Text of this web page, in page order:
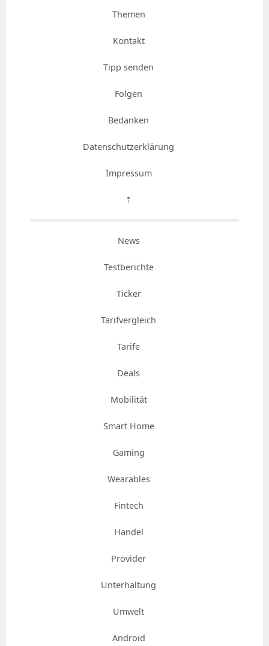
Themen
Kontakt
Tipp senden
Folgen
Bedanken
Datenschutzerklärung
Impressum
⇡
News
Testberichte
Ticker
Tarifvergleich
Tarife
Deals
Mobilität
Smart Home
Gaming
Wearables
Fintech
Handel
Provider
Unterhaltung
Umwelt
Android